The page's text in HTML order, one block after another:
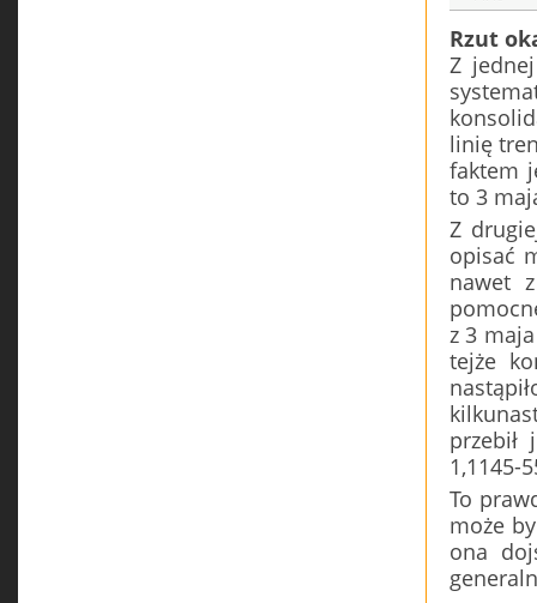
Rzut
Z
linię
faktem
to 3
Z
opisać
nawet
z 3
tejże
przebił
1,1145-
To
może
ona